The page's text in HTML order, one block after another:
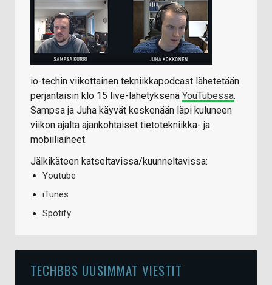
io-techin viikottainen tekniikkapodcast lähetetään
perjantaisin klo 15 live-lähetyksenä YouTubessa.
Sampsa ja Juha käyvät keskenään läpi kuluneen
viikon ajalta ajankohtaiset tietotekniikka- ja
mobiiliaiheet.
Jälkikäteen katseltavissa/kuunneltavissa:
Youtube
iTunes
Spotify
TECHBBS UUSIMMAT VIESTIT